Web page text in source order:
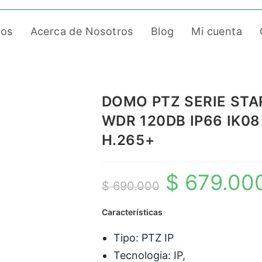
Acerca de Nosotros Blog Mi cuenta
DOMO PTZ SERIE
WDR 120DB IP66
H.265+
$690.000
El
era:
$ 690.000.
$
Características
Tipo: PTZ IP
Tecnologia: IP,